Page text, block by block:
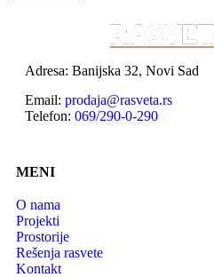
Adresa: Banijska 32, Novi Sad
Email: prodaja@rasveta.rs
Telefon: 069/290-0-290
MENI
O nama
Projekti
Prostorije
Rešenja rasvete
Kontakt